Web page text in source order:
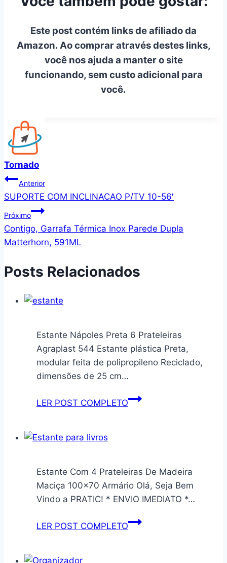
Este post contém links de afiliado da
Amazon. Ao comprar através destes links,
você nos ajuda a manter o site
funcionando, sem custo adicional para
você.
Tornado
Navegação
de
Post
Anterior
SUPORTE COM INCLINACAO P/TV 10-56′
Próximo
Contigo, Garrafa Térmica Inox Parede Dupla
Matterhorn, 591ML
Posts Relacionados
Estante Nápoles Preta 6 Prateleiras
Agraplast 544 Estante plástica Preta,
modular feita de polipropileno Reciclado,
dimensões de 25 cm…
LER POST COMPLETOEstante
Agraplast
544
Estante Com 4 Prateleiras De Madeira
Maciça 100×70 Armário Olá, Seja Bem
Vindo a PRATIC! * ENVIO IMEDIATO *…
LER POST COMPLETOEstante